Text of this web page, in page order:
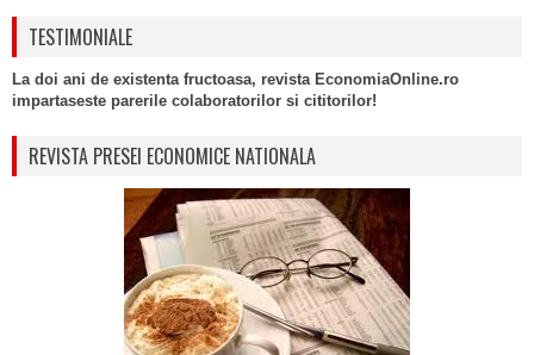
TESTIMONIALE
La doi ani de existenta fructoasa, revista EconomiaOnline.ro
impartaseste parerile colaboratorilor si cititorilor!
REVISTA PRESEI ECONOMICE NATIONALA